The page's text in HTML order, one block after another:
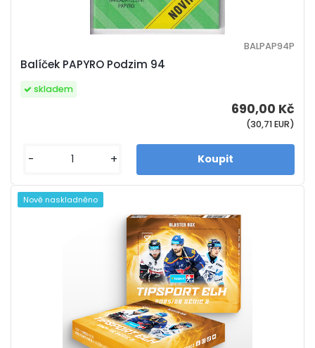
Balíček PAPYRO Podzim 94
BALPAP94P
690,00 Kč
(30,71 EUR)
skladem
- +
Nově naskladněno